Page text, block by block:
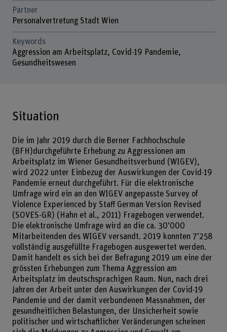
Partner
Personalvertretung Stadt Wien
Keywords
Aggression am Arbeitsplatz, Covid-19 Pandemie,
Gesundheitswesen
Situation
Die im Jahr 2019 durch die Berner Fachhochschule
(BFH)durchgeführte Erhebung zu Aggressionen am
Arbeitsplatz im Wiener Gesundheitsverbund (WIGEV),
wird 2022 unter Einbezug der Auswirkungen der Covid-19
Pandemie erneut durchgeführt. Für die elektronische
Umfrage wird ein an den WIGEV angepasste Survey of
Violence Experienced by Staff German Version Revised
(SOVES-GR) (Hahn et al., 2011) Fragebogen verwendet.
Die elektronische Umfrage wird an die ca. 30'000
Mitarbeitenden des WIGEV versandt. 2019 konnten 7’258
vollständig ausgefüllte Fragebogen ausgewertet werden.
Damit handelt es sich bei der Befragung 2019 um eine der
grössten Erhebungen zum Thema Aggression am
Arbeitsplatz im deutschsprachigen Raum. Nun, nach drei
Jahren der Arbeit unter den Auswirkungen der Covid-19
Pandemie und der damit verbundenen Massnahmen, der
gesundheitlichen Belastungen, der Unsicherheit sowie
politischer und wirtschaftlicher Veränderungen scheinen